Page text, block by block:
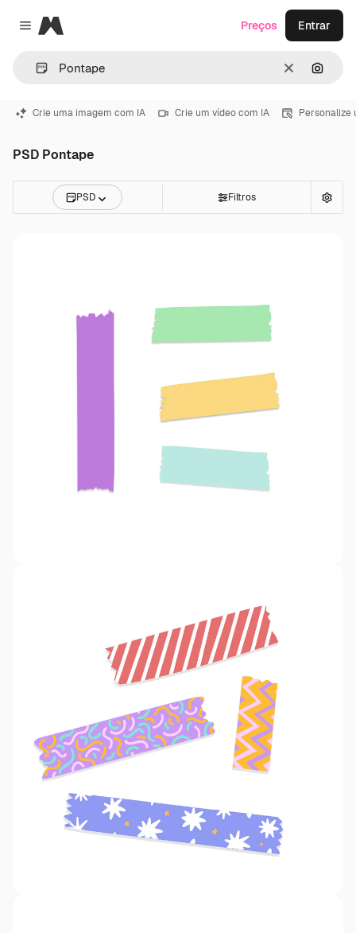
Close menu
Magnific
Limpar
Preços Entrar
Crie uma imagem com IA Crie um vídeo com IA Personalize
PSD Pontape
PSD Filtros